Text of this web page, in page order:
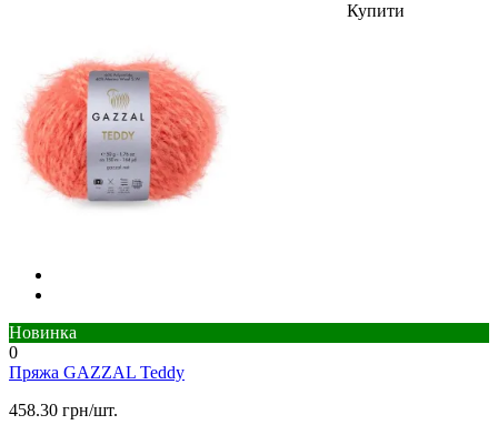
Купити
Новинка
0
Пряжа GAZZAL Teddy
458.30 грн/шт.